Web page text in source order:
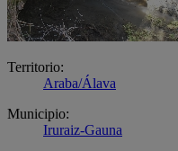
Territorio:
Araba/Álava
Municipio:
Iruraiz-Gauna